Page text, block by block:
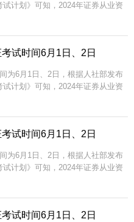
计划》可知，2024年证券从业资
试科目为金融基础知...
试时间6月1日、2日
为6月1日、2日，根据人社部发布
计划》可知，2024年证券从业资
试科目为金融基础知...
试时间6月1日、2日
为6月1日、2日，根据人社部发布
计划》可知，2024年证券从业资
试科目为金融基础知...
试时间6月1日、2日